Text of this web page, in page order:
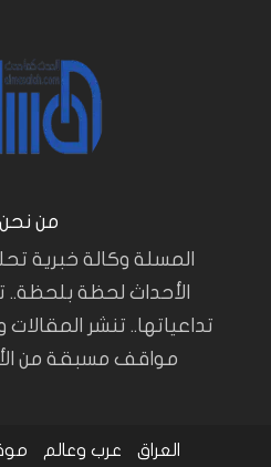
من
المسلة وكالة خبرية
الأحداث لحظة بلحظة..
تداعياتها.. تنشر
مواقف مسبقة من
العراق عرب وعالم